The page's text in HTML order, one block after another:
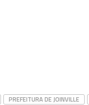
PREFEITURA DE JOINVILLE